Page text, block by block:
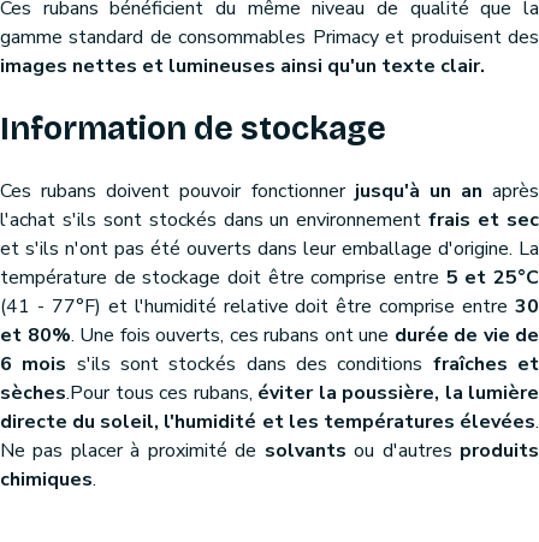
Ces rubans bénéficient du même niveau de qualité que la
gamme standard de consommables Primacy et produisent des
images nettes et lumineuses ainsi qu'un texte clair.
Information de stockage
Ces rubans doivent pouvoir fonctionner jusqu'à un an après
l'achat s'ils sont stockés dans un environnementfrais et sec
et s'ils n'ont pas été ouverts dans leur emballage d'origine. La
température de stockage doit être comprise entre 5 et 25°C
(41 - 77°F) et l'humidité relative doit être comprise entre 30
et 80%. Une fois ouverts, ces rubans ont une durée de vie de
6 mois s'ils sont stockés dans des conditions fraîches et
sèches.Pour tous ces rubans, éviter la poussière, la lumière
directe du soleil, l'humidité et les températures élevées.
Ne pas placer à proximité de solvants ou d'autres produits
chimiques.